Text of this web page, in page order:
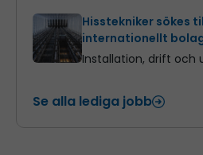
Hisstekniker sökes
internationellt
Installation, drift och
Se alla lediga jobb